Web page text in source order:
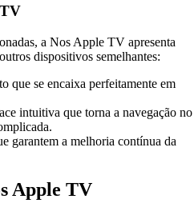
a Nos Apple TV apresenta
dispositivos semelhantes:
que se encaixa perfeitamente em
intuitiva que torna a navegação no
garantem a melhoria contínua da
Apple TV